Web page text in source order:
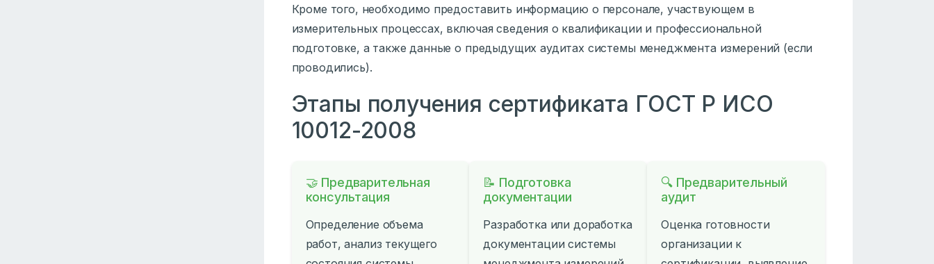
Кроме того, необходимо предоставить информацию о персонале, участвующем в
измерительных процессах, включая сведения о квалификации и профессиональной
подготовке, а также данные о предыдущих аудитах системы менеджмента измерений (если
проводились).
Этапы получения сертификата ГОСТ Р ИСО
10012-2008
🤝 Предварительная
консультация
Определение объема
работ, анализ текущего
📝 Подготовка
документации
Разработка или доработка
документации системы
🔍 Предварительный
аудит
Оценка готовности
организации к